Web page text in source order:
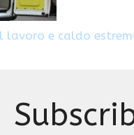
lavoro e caldo